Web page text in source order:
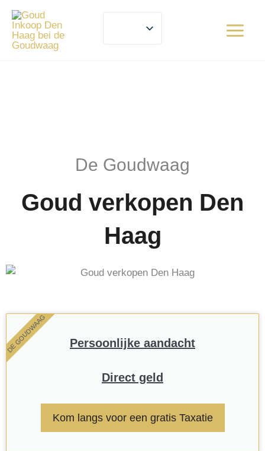
Ga
naar
De Goudwaag
Goud verkopen Den
Haag
Persoonlijke aandacht
Direct geld
Kom langs voor een gratis Taxatie
DE GOUDWAAG